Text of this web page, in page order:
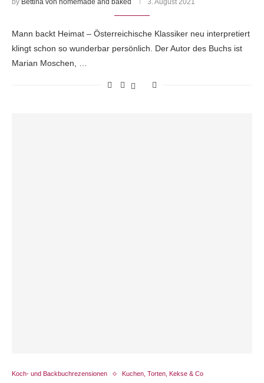
by Bettina von homemade and baked 3. August 2021
Mann backt Heimat – Österreichische Klassiker neu interpretiert
klingt schon so wunderbar persönlich. Der Autor des Buchs ist
Marian Moschen, …
Koch- und Backbuchrezensionen Kuchen, Torten, Kekse & Co